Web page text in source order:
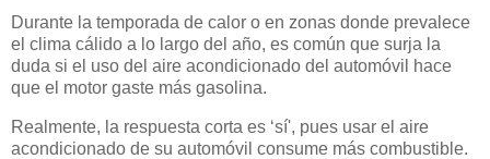
Durante la temporada de calor o en zonas donde prevalece
el clima cálido a lo largo del año, es común que surja la
duda si el uso del aire acondicionado del automóvil hace
que el motor gaste más gasolina.
Realmente, la respuesta corta es ‘sí', pues usar el aire
acondicionado de su automóvil consume más combustible.